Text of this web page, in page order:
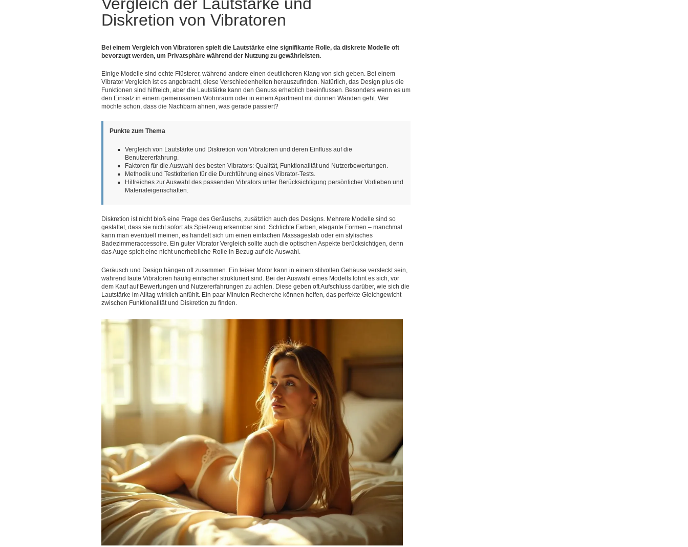
Vergleich der Lautstärke und
Diskretion von Vibratoren
Bei einem Vergleich von Vibratoren spielt die Lautstärke eine signifikante Rolle, da diskrete Modelle oft
bevorzugt werden, um Privatsphäre während der Nutzung zu gewährleisten.
Einige Modelle sind echte Flüsterer, während andere einen deutlicheren Klang von sich geben. Bei einem
Vibrator Vergleich ist es angebracht, diese Verschiedenheiten herauszufinden. Natürlich, das Design plus die
Funktionen sind hilfreich, aber die Lautstärke kann den Genuss erheblich beeinflussen. Besonders wenn es um
den Einsatz in einem gemeinsamen Wohnraum oder in einem Apartment mit dünnen Wänden geht. Wer
möchte schon, dass die Nachbarn ahnen, was gerade passiert?
Punkte zum Thema
Vergleich von Lautstärke und Diskretion von Vibratoren und deren Einfluss auf die
Benutzererfahrung.
Faktoren für die Auswahl des besten Vibrators: Qualität, Funktionalität und Nutzerbewertungen.
Methodik und Testkriterien für die Durchführung eines Vibrator-Tests.
Hilfreiches zur Auswahl des passenden Vibrators unter Berücksichtigung persönlicher Vorlieben und
Materialeigenschaften.
Diskretion ist nicht bloß eine Frage des Geräuschs, zusätzlich auch des Designs. Mehrere Modelle sind so
gestaltet, dass sie nicht sofort als Spielzeug erkennbar sind. Schlichte Farben, elegante Formen – manchmal
kann man eventuell meinen, es handelt sich um einen einfachen Massagestab oder ein stylisches
Badezimmeraccessoire. Ein guter Vibrator Vergleich sollte auch die optischen Aspekte berücksichtigen, denn
das Auge spielt eine nicht unerhebliche Rolle in Bezug auf die Auswahl.
Geräusch und Design hängen oft zusammen. Ein leiser Motor kann in einem stilvollen Gehäuse versteckt sein,
während laute Vibratoren häufig einfacher strukturiert sind. Bei der Auswahl eines Modells lohnt es sich, vor
dem Kauf auf Bewertungen und Nutzererfahrungen zu achten. Diese geben oft Aufschluss darüber, wie sich die
Lautstärke im Alltag wirklich anfühlt. Ein paar Minuten Recherche können helfen, das perfekte Gleichgewicht
zwischen Funktionalität und Diskretion zu finden.